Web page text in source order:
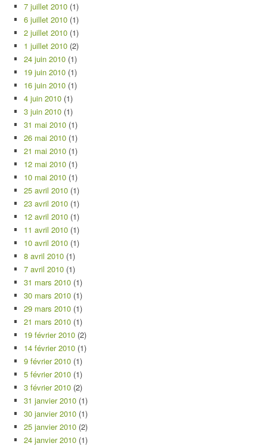
7 juillet 2010 (1)
6 juillet 2010 (1)
2 juillet 2010 (1)
1 juillet 2010 (2)
24 juin 2010 (1)
19 juin 2010 (1)
16 juin 2010 (1)
4 juin 2010 (1)
3 juin 2010 (1)
31 mai 2010 (1)
26 mai 2010 (1)
21 mai 2010 (1)
12 mai 2010 (1)
10 mai 2010 (1)
25 avril 2010 (1)
23 avril 2010 (1)
12 avril 2010 (1)
11 avril 2010 (1)
10 avril 2010 (1)
8 avril 2010 (1)
7 avril 2010 (1)
31 mars 2010 (1)
30 mars 2010 (1)
29 mars 2010 (1)
21 mars 2010 (1)
19 février 2010 (2)
14 février 2010 (1)
9 février 2010 (1)
5 février 2010 (1)
3 février 2010 (2)
31 janvier 2010 (1)
30 janvier 2010 (1)
25 janvier 2010 (2)
24 janvier 2010 (1)